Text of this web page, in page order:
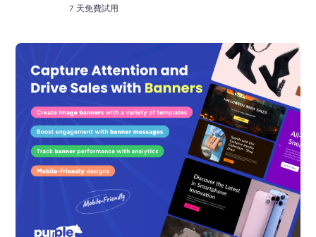
7 天免費試用